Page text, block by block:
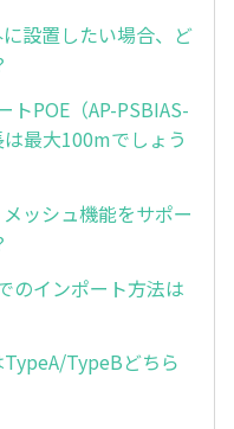
設置したい場合、ど
トPOE（AP-PSBIAS-
最大100mでしょう
ッシュ機能をサポー
のインポート方法は
TypeBどちら